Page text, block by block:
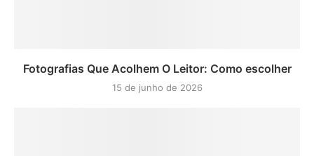
Fotografias Que Acolhem O Leitor: Como escolher
15 de junho de 2026